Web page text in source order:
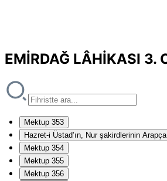
EMİRDAĞ LÂHİKASI 3.
Mektup 353
Hazret-i Üstad’ın, Nur şakirdlerinin
Mektup 354
Mektup 355
Mektup 356